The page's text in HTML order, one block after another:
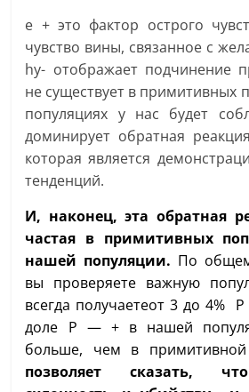
e + это фактор острого
чувство вины, связанное с
hy- отображает подчинение
не существует в примитивных
популяциях у нас будет
доминирует обратная
которая является
тенденций.
И, наконец, эта обратная
частая в примитивных
нашей популяции. По
вы проверяете важную
всегда получаетеот 3 до 4%
доле P — + в нашей
больше, чем в примитивной
позволяет сказать,